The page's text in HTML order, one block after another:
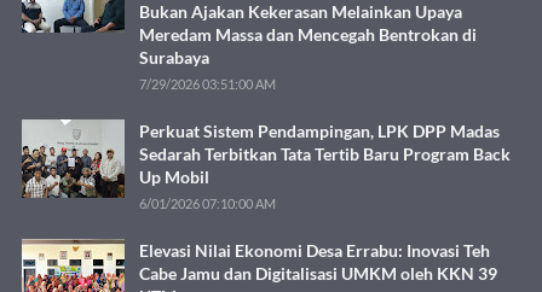
Bukan Ajakan Kekerasan Melainkan Upaya
Meredam Massa dan Mencegah Bentrokan di
Surabaya
7/29/2026 03:51:00 AM
Perkuat Sistem Pendampingan, LPK DPP Madas
Sedarah Terbitkan Tata Tertib Baru Program Back
Up Mobil
6/01/2026 07:10:00 AM
Elevasi Nilai Ekonomi Desa Errabu: Inovasi Teh
Cabe Jamu dan Digitalisasi UMKM oleh KKN 39